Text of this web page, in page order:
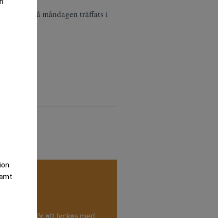
har på måndagen träffats i
krävs för att lyckas med